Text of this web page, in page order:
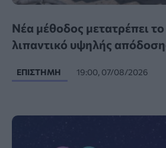
Νέα μέθοδος μετατρέπει
λιπαντικό υψηλής
ΕΠΙΣΤΉΜΗ 19:00, 07/08/2026